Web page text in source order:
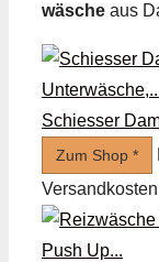
wäsche aus
Schiesser
Zum Shop *
Versandkosten